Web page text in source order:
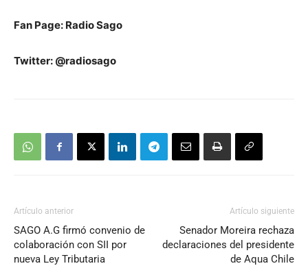
Fan Page: Radio Sago
Twitter: @radiosago
Artículo anterior
SAGO A.G firmó convenio de
colaboración con SII por
nueva Ley Tributaria
Artículo siguiente
Senador Moreira rechaza
declaraciones del presidente
de Aqua Chile